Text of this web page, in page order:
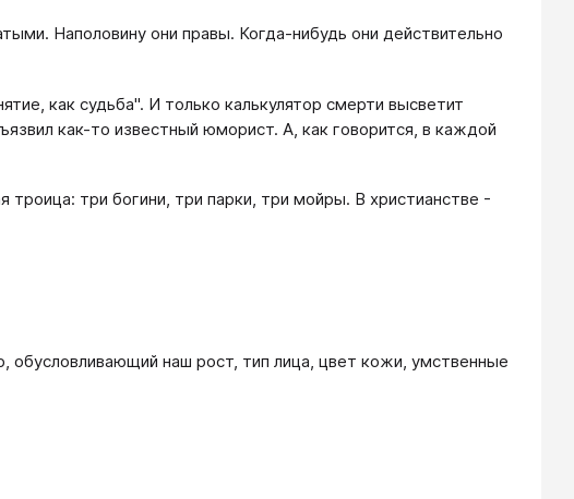
Наполовину они правы. Когда-нибудь они действительно
как судьба". И только калькулятор смерти высветит
как-то известный юморист. А, как говорится, в каждой
троица: три богини, три парки, три мойры. В христианстве -
обусловливающий наш рост, тип лица, цвет кожи, умственные